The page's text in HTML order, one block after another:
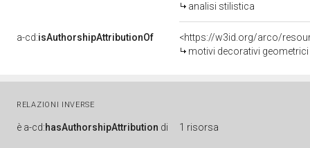
analisi stilistica
a-cd:isAuthorshipAttributionOf
<https://w3id.org/arco/
motivi decorativi
RELAZIONI INVERSE
è a-cd:hasAuthorshipAttribution di 1 risorsa